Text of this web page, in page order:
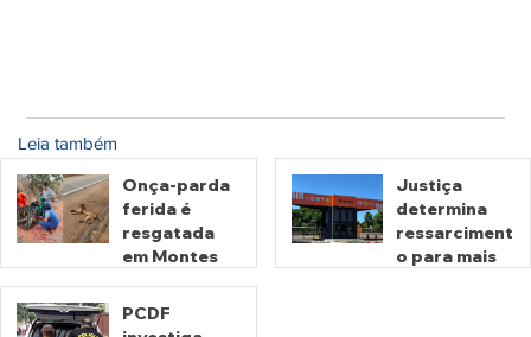
Leia também
Onça-parda
ferida é
resgatada
em Montes
Goiás
Justiça
determina
ressarciment
o para mais
PCDF